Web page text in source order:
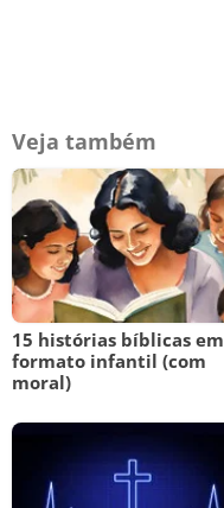
Veja também
15 histórias bíblicas em
formato infantil (com
moral)